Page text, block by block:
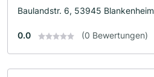
Baulandstr. 6, 53945 Blankenheim
0.0 (0 Bewertungen)